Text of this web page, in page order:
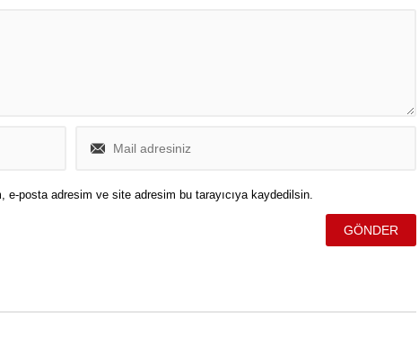
e-posta adresim ve site adresim bu tarayıcıya kaydedilsin.